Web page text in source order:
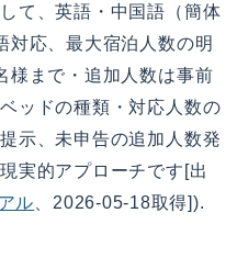
て、英語・中国語（簡体
対応、最大宿泊人数の明
様まで・追加人数は事前
ッドの種類・対応人数の
示、未申告の追加人数発
実的アプローチです[出
ル 、2026-05-18取得]).